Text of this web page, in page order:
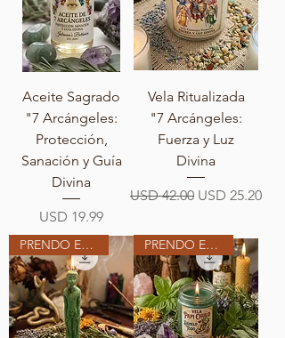
Aceite Sagrado
"7 Arcángeles:
Protección,
Sanación y Guía
Divina
Precio
USD 19.99
Vela Ritualizada
"7 Arcángeles:
Fuerza y Luz
Divina
Precio
USD 42.00 Precio de
USD 25.20
PRENDO EN MI ALTAR PRENDO EN MI ALTAR